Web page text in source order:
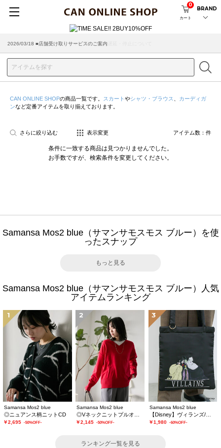
カート
0
BRAND
2026/07/29 ■【お知らせ】ヤマト運輸の配送遅延・停止について
2026/03/18 ■店舗受け取りサービスのご案内
CAN ONLINE SHOPの商品一覧です。 スカート やシャツ・ブラウス
カーディガ
ンなど定番アイテムを取り揃えております。
さらに絞り込む 表示変更 アイテム数： 件
条件に一致する商品は見つかりませんでした。
お手数ですが、検索条件を変更してください。
Samansa Mos2 blue（サマンサモスモス ブルー）を使
ったスナップ
もっと見る
Samansa Mos2 blue（サマンサモスモス ブルー）人気
アイテムランキング
1
Samansa Mos2 blue
◎ニュアンス柄ニットCD
￥2,695 -50%OFF-
2
Samansa Mos2 blue
￥2,145 -50%OFF-
3
Samansa Mos2 blue
【Disney】ヴィランズ/トートバッグ
￥1,980 -60%OFF-
ランキング一覧を見る